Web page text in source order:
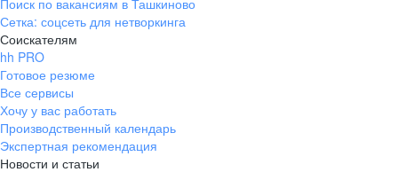
Поиск по вакансиям в Ташкиново
Сетка: соцсеть для нетворкинга
Соискателям
hh PRO
Готовое резюме
Все сервисы
Хочу у вас работать
Производственный календарь
Экспертная рекомендация
Новости и статьи